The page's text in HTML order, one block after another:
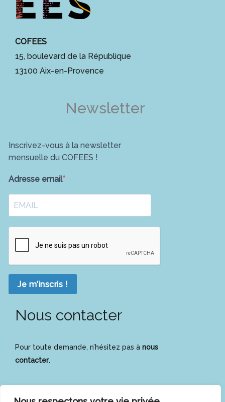
COFEES
15, boulevard de la République
13100 Aix-en-Provence
Newsletter
Inscrivez-vous à la newsletter
mensuelle du COFEES !
Adresse email
Je m'inscris !
Nous contacter
Pour toute demande, n’hésitez pas à nous
contacter.